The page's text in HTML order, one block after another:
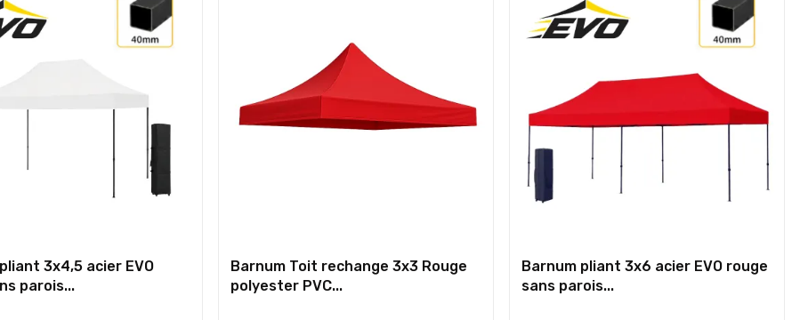
3x4,5 acier EVO
parois...
Barnum Toit rechange 3x3 Rouge
polyester PVC...
Barnum pliant 3x6 acier EVO rouge
sans parois...